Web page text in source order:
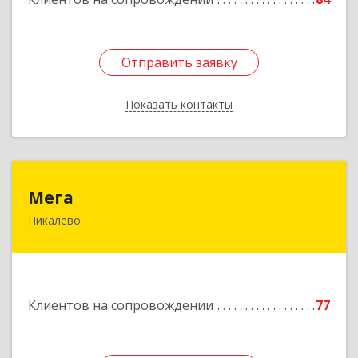
Отправить заявку
Показать контакты
Отправить заявку
Назад
Мега
Пикалево
Клиентов на сопровождении 77
187600, Ленинградская обл, Пикалево г,